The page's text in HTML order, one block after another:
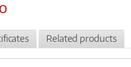
Related products